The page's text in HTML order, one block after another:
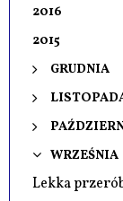
2016
2015
GRUDNIA
WRZEŚNIA
Lekka